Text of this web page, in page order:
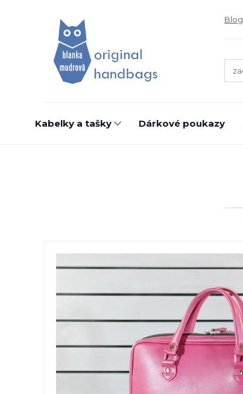
Blog
Kabelky a tašky Dárkové poukazy